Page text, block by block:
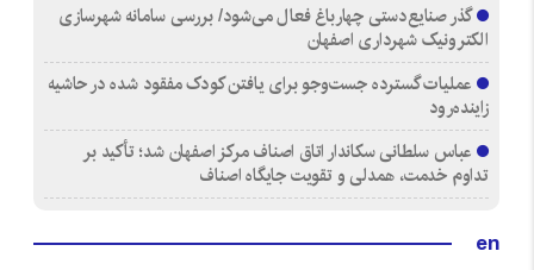
گذر صنایع‌دستی چهارباغ فعال می‌شود/ بررسی سامانه شهرسازی
الکترونیک شهرداری اصفهان
عملیات گسترده جست‌وجو برای یافتن کودک مفقود شده در حاشیه
زاینده‌رود
عباس سلطانی سکاندار اتاق اصناف مرکز اصفهان شد؛ تأکید بر
تداوم خدمت، همدلی و تقویت جایگاه اصناف
en